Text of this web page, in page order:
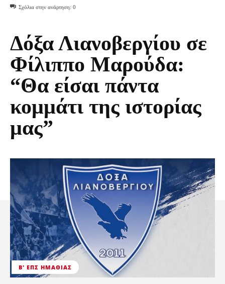
Σχόλια στην ανάρτηση: 0
Δόξα Λιανοβεργίου σε
Φίλιππο Μαρούδα:
“Θα είσαι πάντα
κομμάτι της ιστορίας
μας”
Β' ΕΠΣ ΗΜΑΘΊΑΣ